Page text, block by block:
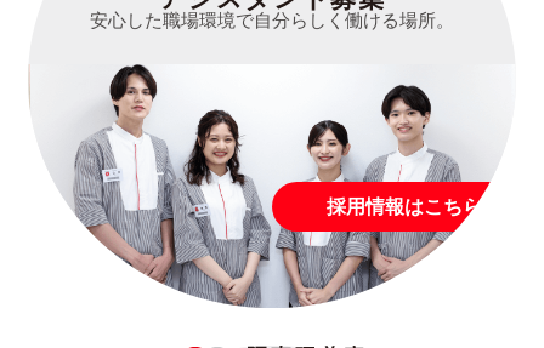
安心した職場環境で自分らしく働ける場所。
採用情報はこちら